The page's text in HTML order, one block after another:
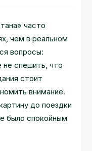
часто
чем в реальном
вопросы:
не спешить, что
стоит
внимание.
до поездки
было спокойным